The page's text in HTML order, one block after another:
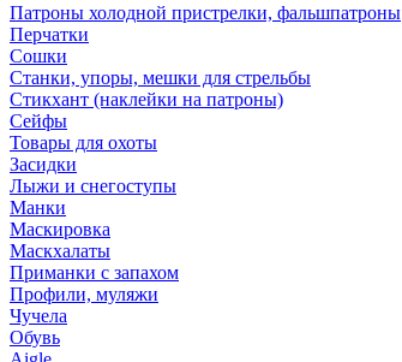
Патроны холодной пристрелки, фальшпатроны
Перчатки
Сошки
Станки, упоры, мешки для стрельбы
Стикхант (наклейки на патроны)
Сейфы
Товары для охоты
Засидки
Лыжи и снегоступы
Манки
Маскировка
Маскхалаты
Приманки с запахом
Профили, муляжи
Чучела
Обувь